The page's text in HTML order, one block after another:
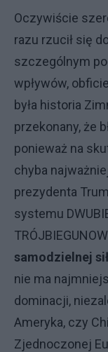
Oczywiście
razu rzucił się
szczególnym
wpływów,
była historia
przekonany, że
ponieważ na
chyba
prezydenta
systemu
samodzielnej
nie ma
dominacji,
Ameryka, czy
Zjednoczonej